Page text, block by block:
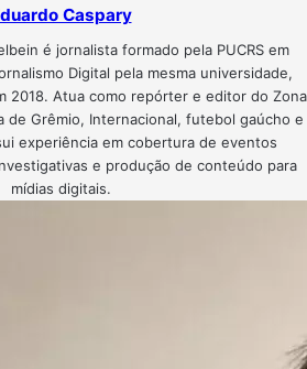
Caspary
é jornalista formado pela PUCRS em
Digital pela mesma universidade,
2018. Atua como repórter e editor do Zona
de Grêmio, Internacional, futebol gaúcho e
experiência em cobertura de eventos
e produção de conteúdo para
mídias digitais.